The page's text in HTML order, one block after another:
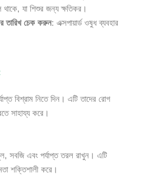
যা শিশুর জন্য ক্ষতিকর।
তারিখ চেক করুন: এক্সপায়ার্ড ওষুধ ব্যবহার
বিশ্রাম নিতে দিন। এটি তাদের রোগ
সাহায্য করে।
সবজি এবং পর্যাপ্ত তরল রাখুন। এটি
শক্তিশালী করে।